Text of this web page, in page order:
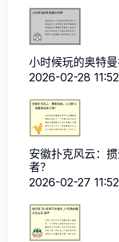
小时候玩的奥特
2026-02-28
安徽扑克风云：
者？
2026-02-27